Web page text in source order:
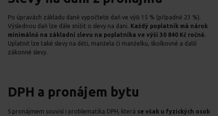
Po úpravách základu daně vypočtete daň ve výši 15 % (případně 23 %).
Výslednou daň lze dále snížit o slevy na dani. Každý poplatník má nárok
minimálně na základní slevu na poplatníka ve výši 30 840 Kč ročně.
Uplatnit lze také slevy na děti, manžela či manželku, školkovné a další
zákonné slevy.
DPH a pronájem bytu
S pronájmem souvisí i problematika DPH, která se však u fyzických osob